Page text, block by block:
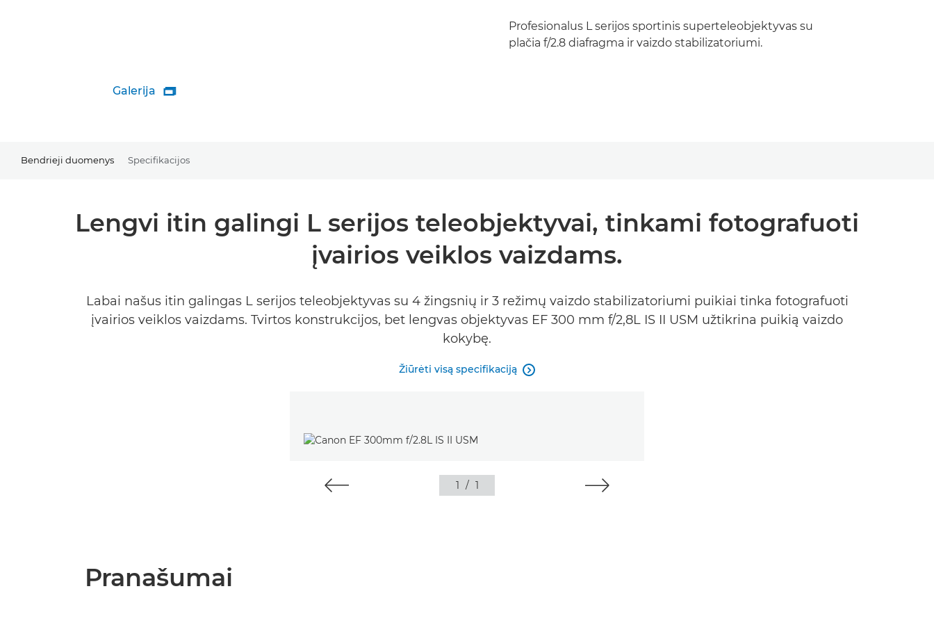
Galerija 
Profesionalus L serijos sportinis superteleobjektyvas su
plačia f/2.8 diafragma ir vaizdo stabilizatoriumi.
Bendrieji duomenys Specifikacijos
Lengvi itin galingi L serijos teleobjektyvai, tinkami fotografuoti
įvairios veiklos vaizdams.
Labai našus itin galingas L serijos teleobjektyvas su 4 žingsnių ir 3 režimų vaizdo stabilizatoriumi puikiai tinka fotografuoti
įvairios veiklos vaizdams. Tvirtos konstrukcijos, bet lengvas objektyvas EF 300 mm f/2,8L IS II USM užtikrina puikią vaizdo
kokybę.
Žiūrėti visą specifikaciją 
1 / 1
Pranašumai